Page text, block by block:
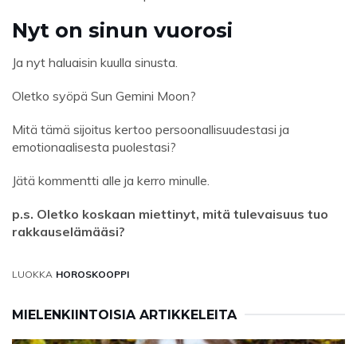
Nyt on sinun vuorosi
Ja nyt haluaisin kuulla sinusta.
Oletko syöpä Sun Gemini Moon?
Mitä tämä sijoitus kertoo persoonallisuudestasi ja
emotionaalisesta puolestasi?
Jätä kommentti alle ja kerro minulle.
p.s. Oletko koskaan miettinyt, mitä tulevaisuus tuo
rakkauselämääsi?
LUOKKA HOROSKOOPPI
MIELENKIINTOISIA ARTIKKELEITA